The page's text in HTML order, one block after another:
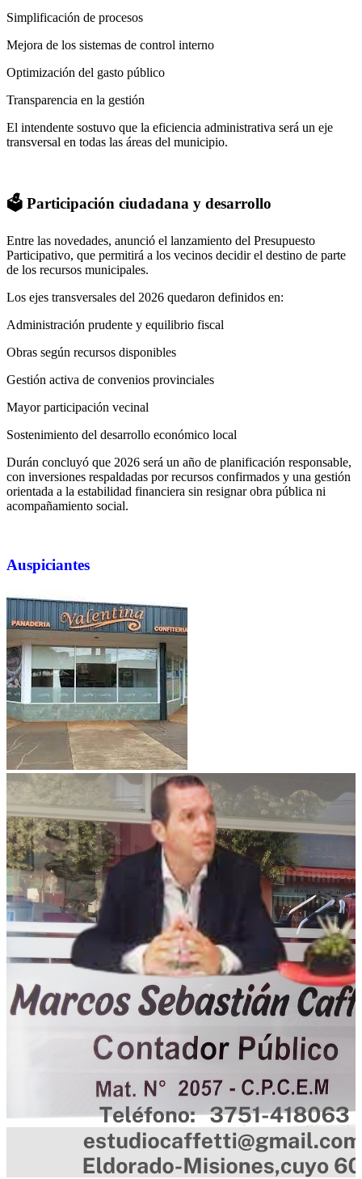
Simplificación de procesos
Mejora de los sistemas de control interno
Optimización del gasto público
Transparencia en la gestión
El intendente sostuvo que la eficiencia administrativa será un eje
transversal en todas las áreas del municipio.
🗳️ Participación ciudadana y desarrollo
Entre las novedades, anunció el lanzamiento del Presupuesto
Participativo, que permitirá a los vecinos decidir el destino de parte
de los recursos municipales.
Los ejes transversales del 2026 quedaron definidos en:
Administración prudente y equilibrio fiscal
Obras según recursos disponibles
Gestión activa de convenios provinciales
Mayor participación vecinal
Sostenimiento del desarrollo económico local
Durán concluyó que 2026 será un año de planificación responsable,
con inversiones respaldadas por recursos confirmados y una gestión
orientada a la estabilidad financiera sin resignar obra pública ni
acompañamiento social.
Auspiciantes